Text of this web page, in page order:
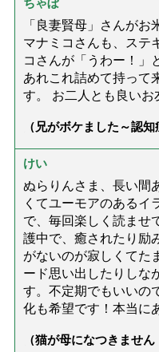
ちゃぼ
「良妻賢母」さんが
マナミコさんも、ステ
コさんが「うわー！」
あれこれ詰めて持って
す。 お二人とも良いお
（兄がボケました～認知
達』が届きました」）
けい
ぬらりんさま、長い間
くてユーモアのあるイ
で、毎回楽しく読ませ
護中で、癒されたり励
がないのが寂しくてた
ード思い出したりしな
す。不定期でもいいの
化も希望です！本当に
（猫が母になつきませ